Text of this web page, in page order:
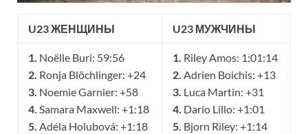
U23 ЖЕНЩИНЫ U23 МУЖЧИНЫ
1. Noëlle Buri: 59:56
2. Ronja Blöchlinger: +24
3. Noemie Garnier: +58
4. Samara Maxwell: +1:18
5. Adéla Holubová: +1:18
1. Riley Amos: 1:01:14
2. Adrien Boichis: +13
3. Luca Martin: +31
4. Dario Lillo: +1:01
5. Bjorn Riley: +1:14